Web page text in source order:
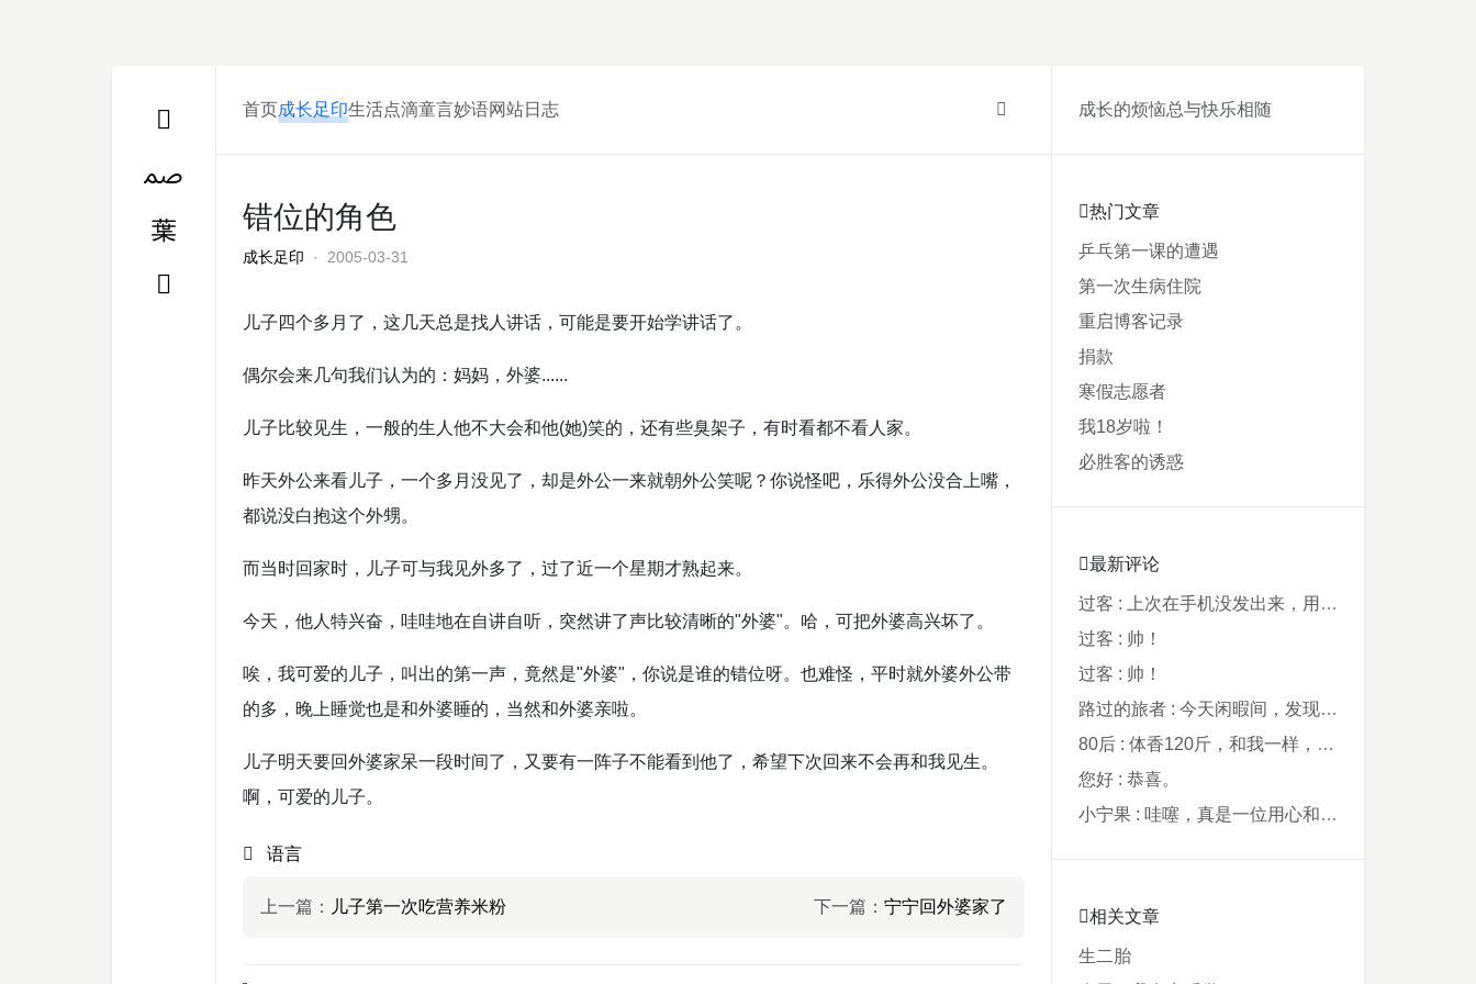
首页成长足印生活点滴童言妙语网站日志
错位的角色
成长足印 · 2005-03-31
儿子四个多月了，这几天总是找人讲话，可能是要开始学讲话了。
偶尔会来几句我们认为的：妈妈，外婆......
儿子比较见生，一般的生人他不大会和他(她)笑的，还有些臭架子，有时看都不看人家。
昨天外公来看儿子，一个多月没见了，却是外公一来就朝外公笑呢？你说怪吧，乐得外公没合上嘴，
都说没白抱这个外甥。
而当时回家时，儿子可与我见外多了，过了近一个星期才熟起来。
今天，他人特兴奋，哇哇地在自讲自听，突然讲了声比较清晰的"外婆"。哈，可把外婆高兴坏了。
唉，我可爱的儿子，叫出的第一声，竟然是"外婆"，你说是谁的错位呀。也难怪，平时就外婆外公带
的多，晚上睡觉也是和外婆睡的，当然和外婆亲啦。
儿子明天要回外婆家呆一段时间了，又要有一阵子不能看到他了，希望下次回来不会再和我见生。
啊，可爱的儿子。
语言
上一篇： 儿子第一次吃营养米粉 下一篇： 宁宁回外婆家了
成长的烦恼总与快乐相随
热门文章
乒乓第一课的遭遇
第一次生病住院
重启博客记录
捐款
寒假志愿者
我18岁啦！
必胜客的诱惑
最新评论
过客 : 上次在手机没发出来，用电脑才发现要...
过客 : 帅！
过客 : 帅！
路过的旅者 : 今天闲暇间，发现藏在阿鲁西名字里的...
80后 : 体香120斤，和我一样，40年了，...
您好 : 恭喜。
小宁果 : 哇噻，真是一位用心和爸爸，从孩子出...
相关文章
生二胎